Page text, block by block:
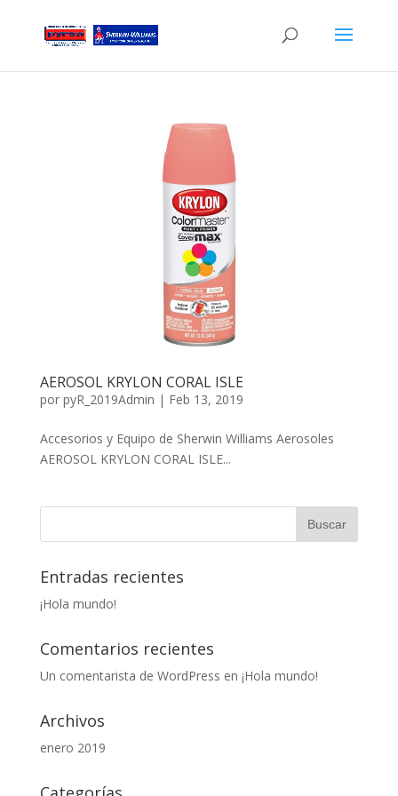
AEROSOL KRYLON CORAL ISLE
por pyR_2019Admin | Feb 13, 2019
Accesorios y Equipo de Sherwin Williams Aerosoles
AEROSOL KRYLON CORAL ISLE...
Entradas recientes
¡Hola mundo!
Comentarios recientes
Un comentarista de WordPress en ¡Hola mundo!
Archivos
enero 2019